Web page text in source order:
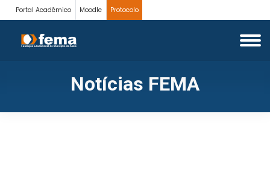
Portal Acadêmico Moodle Protocolo
Notícias FEMA